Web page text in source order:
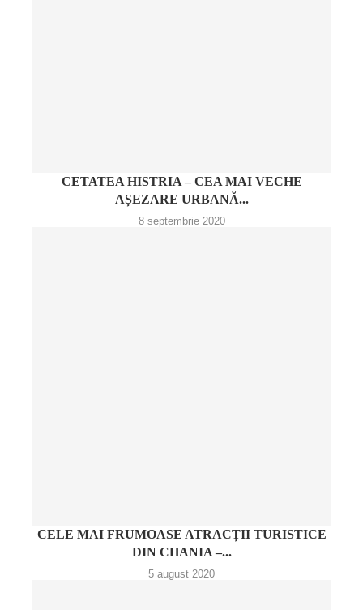
CETATEA HISTRIA – CEA MAI VECHE
AȘEZARE URBANĂ...
8 septembrie 2020
CELE MAI FRUMOASE ATRACȚII TURISTICE
DIN CHANIA –...
5 august 2020